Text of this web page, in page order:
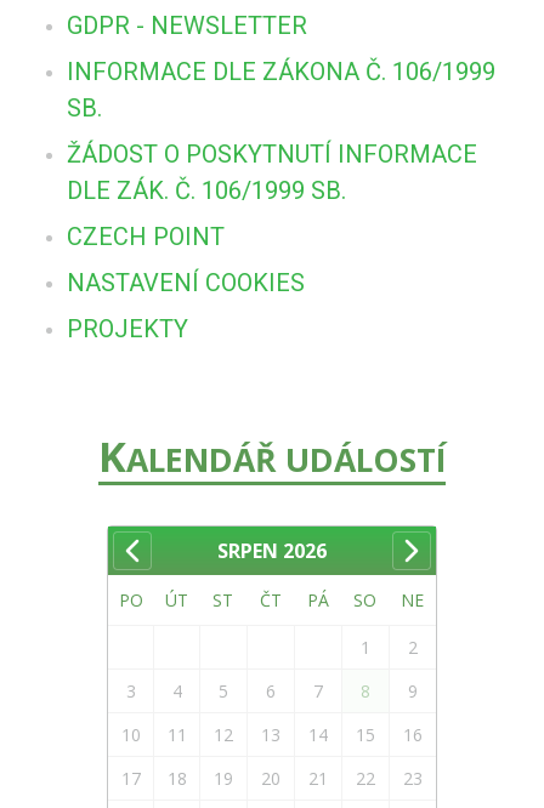
GDPR - NEWSLETTER
INFORMACE DLE ZÁKONA Č. 106/1999
SB.
ŽÁDOST O POSKYTNUTÍ INFORMACE
DLE ZÁK. Č. 106/1999 SB.
CZECH POINT
NASTAVENÍ COOKIES
PROJEKTY
KALENDÁŘ UDÁLOSTÍ
SRPEN 2026
PO ÚT ST ČT PÁ SO NE
1
2
3
4 5 6 7 8
9
10
11 12 13 14 15
16
17
18 19 20 21 22
23